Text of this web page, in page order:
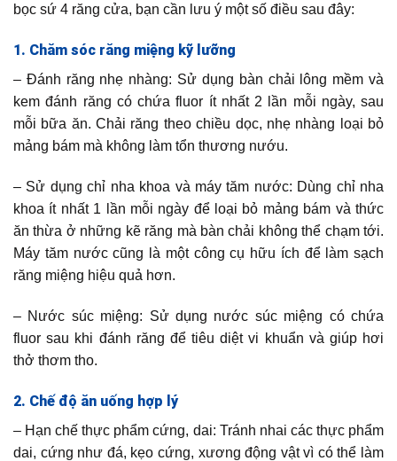
bọc sứ 4 răng cửa, bạn cần lưu ý một số điều sau đây:
1. Chăm sóc răng miệng kỹ lưỡng
– Đánh răng nhẹ nhàng: Sử dụng bàn chải lông mềm và
kem đánh răng có chứa fluor ít nhất 2 lần mỗi ngày, sau
mỗi bữa ăn. Chải răng theo chiều dọc, nhẹ nhàng loại bỏ
mảng bám mà không làm tổn thương nướu.
– Sử dụng chỉ nha khoa và máy tăm nước: Dùng chỉ nha
khoa ít nhất 1 lần mỗi ngày để loại bỏ mảng bám và thức
ăn thừa ở những kẽ răng mà bàn chải không thể chạm tới.
Máy tăm nước cũng là một công cụ hữu ích để làm sạch
răng miệng hiệu quả hơn.
– Nước súc miệng: Sử dụng nước súc miệng có chứa
fluor sau khi đánh răng để tiêu diệt vi khuẩn và giúp hơi
thở thơm tho.
2. Chế độ ăn uống hợp lý
– Hạn chế thực phẩm cứng, dai: Tránh nhai các thực phẩm
dai, cứng như đá, kẹo cứng, xương động vật vì có thể làm